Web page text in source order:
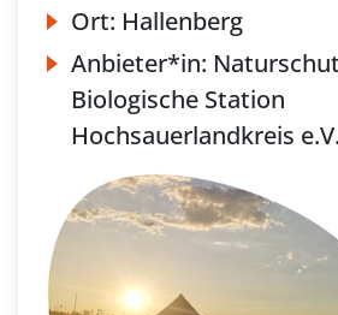
Ort: Hallenberg
Anbieter*in:
Biologische Station
Hochsauerlandkreis e.V.